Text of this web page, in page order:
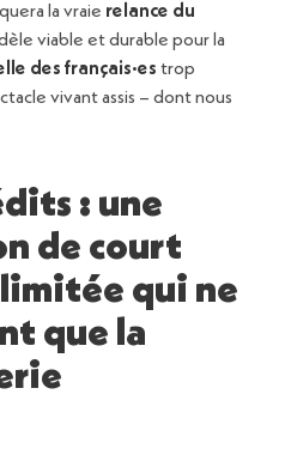
la vraie relance du
viable et durable pour la
des français·es trop
vivant assis – dont nous
: une
de court
qui ne
que la